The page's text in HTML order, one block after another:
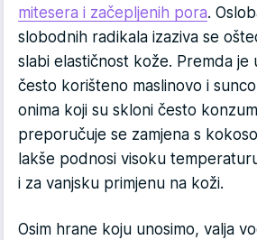
mitesera i začepljenih pora.
slobodnih radikala izaziva se
slabi elastičnost kože. Premda je
često korišteno maslinovo i
onima koji su skloni često
preporučuje se zamjena s
lakše podnosi visoku
i za vanjsku primjenu na koži.
Osim hrane koju unosimo, valja